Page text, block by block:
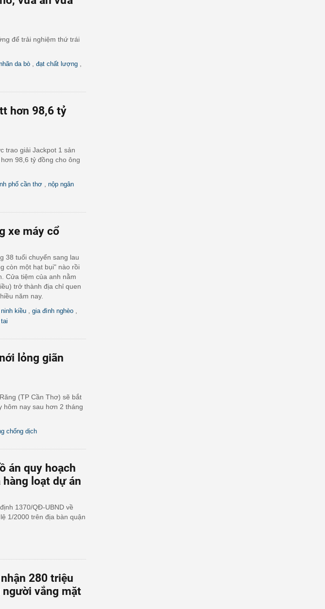
để trải nghiệm thứ trái
da bò đạt chất lượng
hơn 98,6 tỷ
trao giải Jackpot 1 sản
98,6 tỷ đồng cho ông
phố cần thơ
nộp ngân
xe máy cổ
38 tuổi chuyển sang lau
còn một hạt bụi" nào rồi
Cửa tiệm của anh nằm
trở thành địa chỉ quen
năm nay.
kiều gia đình nghèo
lỏng giãn
(TP Cần Thơ) sẽ bắt
hôm nay sau hơn 2 tháng
chống dịch
án quy hoạch
loạt dự án
1370/QĐ-UBND về
1/2000 trên địa bàn quận
280 triệu
vắng mặt